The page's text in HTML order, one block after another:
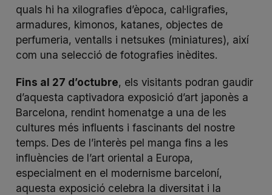
quals hi ha xilografies d’època, cal·ligrafies,
armadures, kimonos, katanes, objectes de
perfumeria, ventalls i netsukes (miniatures), així
com una selecció de fotografies inèdites.
Fins al 27 d’octubre, els visitants podran gaudir
d’aquesta captivadora exposició d’art japonès a
Barcelona, rendint homenatge a una de les
cultures més influents i fascinants del nostre
temps. Des de l’interès pel manga fins a les
influències de l’art oriental a Europa,
especialment en el modernisme barceloní,
aquesta exposició celebra la diversitat i la